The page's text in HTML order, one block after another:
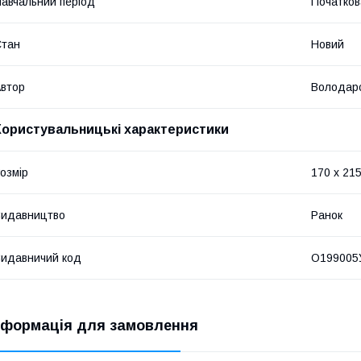
Новий
характеристики
170 x
Ранок
код
для замовлення